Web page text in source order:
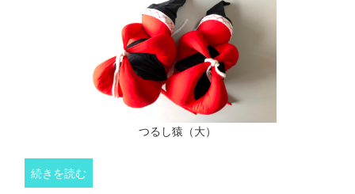
つるし猿（大）
続きを読む